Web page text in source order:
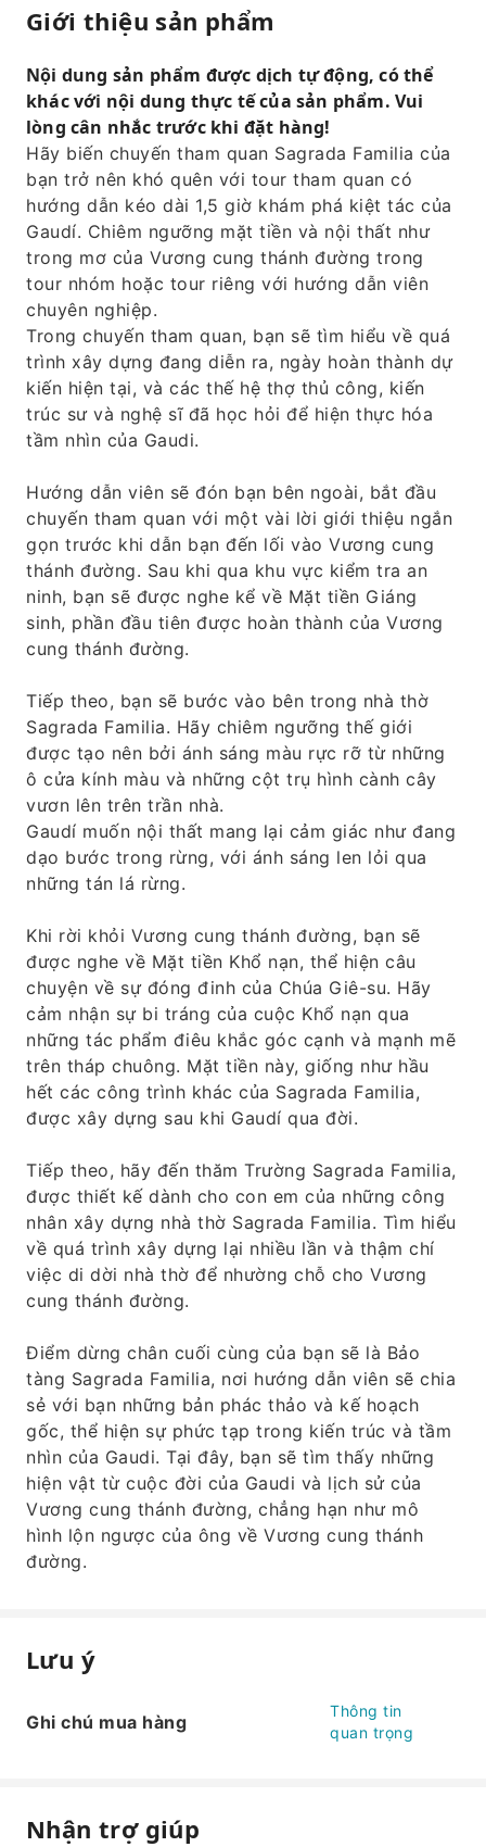
Giới thiệu sản phẩm
Nội dung sản phẩm được dịch tự động, có thể
khác với nội dung thực tế của sản phẩm. Vui
lòng cân nhắc trước khi đặt hàng!
Hãy biến chuyến tham quan Sagrada Familia của
bạn trở nên khó quên với tour tham quan có
hướng dẫn kéo dài 1,5 giờ khám phá kiệt tác của
Gaudí. Chiêm ngưỡng mặt tiền và nội thất như
trong mơ của Vương cung thánh đường trong
tour nhóm hoặc tour riêng với hướng dẫn viên
chuyên nghiệp.
Trong chuyến tham quan, bạn sẽ tìm hiểu về quá
trình xây dựng đang diễn ra, ngày hoàn thành dự
kiến ​​hiện tại, và các thế hệ thợ thủ công, kiến ​​
trúc sư và nghệ sĩ đã học hỏi để hiện thực hóa
tầm nhìn của Gaudi.
Hướng dẫn viên sẽ đón bạn bên ngoài, bắt đầu
chuyến tham quan với một vài lời giới thiệu ngắn
gọn trước khi dẫn bạn đến lối vào Vương cung
thánh đường. Sau khi qua khu vực kiểm tra an
ninh, bạn sẽ được nghe kể về Mặt tiền Giáng
sinh, phần đầu tiên được hoàn thành của Vương
cung thánh đường.
Tiếp theo, bạn sẽ bước vào bên trong nhà thờ
Sagrada Familia. Hãy chiêm ngưỡng thế giới
được tạo nên bởi ánh sáng màu rực rỡ từ những
ô cửa kính màu và những cột trụ hình cành cây
vươn lên trên trần nhà.
Gaudí muốn nội thất mang lại cảm giác như đang
dạo bước trong rừng, với ánh sáng len lỏi qua
những tán lá rừng.
Khi rời khỏi Vương cung thánh đường, bạn sẽ
được nghe về Mặt tiền Khổ nạn, thể hiện câu
chuyện về sự đóng đinh của Chúa Giê-su. Hãy
cảm nhận sự bi tráng của cuộc Khổ nạn qua
những tác phẩm điêu khắc góc cạnh và mạnh mẽ
trên tháp chuông. Mặt tiền này, giống như hầu
hết các công trình khác của Sagrada Familia,
được xây dựng sau khi Gaudí qua đời.
Tiếp theo, hãy đến thăm Trường Sagrada Familia,
được thiết kế dành cho con em của những công
nhân xây dựng nhà thờ Sagrada Familia. Tìm hiểu
về quá trình xây dựng lại nhiều lần và thậm chí
việc di dời nhà thờ để nhường chỗ cho Vương
cung thánh đường.
Điểm dừng chân cuối cùng của bạn sẽ là Bảo
tàng Sagrada Familia, nơi hướng dẫn viên sẽ chia
sẻ với bạn những bản phác thảo và kế hoạch
gốc, thể hiện sự phức tạp trong kiến ​​trúc và tầm
nhìn của Gaudi. Tại đây, bạn sẽ tìm thấy những
hiện vật từ cuộc đời của Gaudi và lịch sử của
Vương cung thánh đường, chẳng hạn như mô
hình lộn ngược của ông về Vương cung thánh
đường.
Lưu ý
Ghi chú mua hàng
Thông tin
quan trọng
Nhận trợ giúp